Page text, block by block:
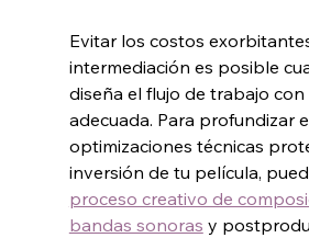
Evitar los costos
intermediación es posible
diseña el flujo de trabajo
adecuada. Para profundizar
optimizaciones técnicas
inversión de tu película,
proceso creativo de
bandas sonoras y